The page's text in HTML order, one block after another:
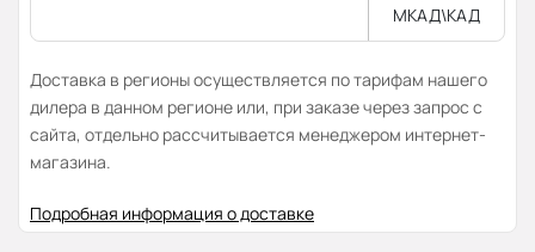
МКАД\КАД
Доставка в регионы осуществляется по тарифам нашего
дилера в данном регионе или, при заказе через запрос с
сайта, отдельно рассчитывается менеджером интернет-
магазина.
Подробная информация о доставке